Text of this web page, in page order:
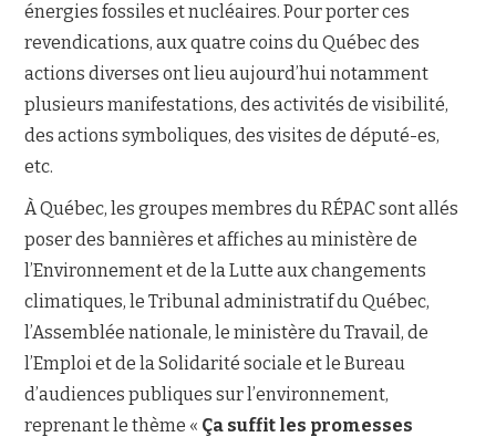
énergies fossiles et nucléaires. Pour porter ces
revendications, aux quatre coins du Québec des
actions diverses ont lieu aujourd’hui notamment
plusieurs manifestations, des activités de visibilité,
des actions symboliques, des visites de député-es,
etc.
À Québec, les groupes membres du RÉPAC sont allés
poser des bannières et affiches au ministère de
l’Environnement et de la Lutte aux changements
climatiques, le Tribunal administratif du Québec,
l’Assemblée nationale, le ministère du Travail, de
l’Emploi et de la Solidarité sociale et le Bureau
d’audiences publiques sur l’environnement,
reprenant le thème « Ça suffit les promesses